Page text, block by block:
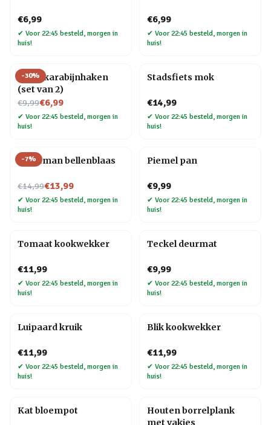
€6,99
✔ Voor 22:45 besteld, morgen in
huis!
€6,99
✔ Voor 22:45 besteld, morgen in
huis!
-30%
Hond karabijnhaken
(set van 2)
€9,99
Nu voor€6,99
✔ Voor 22:45 besteld, morgen in
huis!
Stadsfiets mok
€14,99
✔ Voor 22:45 besteld, morgen in
huis!
-7%
Kerstman bellenblaas
€14,99
Nu voor€13,99
✔ Voor 22:45 besteld, morgen in
huis!
Piemel pan
€9,99
✔ Voor 22:45 besteld, morgen in
huis!
Tomaat kookwekker
€11,99
✔ Voor 22:45 besteld, morgen in
huis!
Teckel deurmat
€9,99
✔ Voor 22:45 besteld, morgen in
huis!
Luipaard kruik
€11,99
✔ Voor 22:45 besteld, morgen in
huis!
Blik kookwekker
€11,99
✔ Voor 22:45 besteld, morgen in
huis!
Kat bloempot
Houten borrelplank
met vakjes